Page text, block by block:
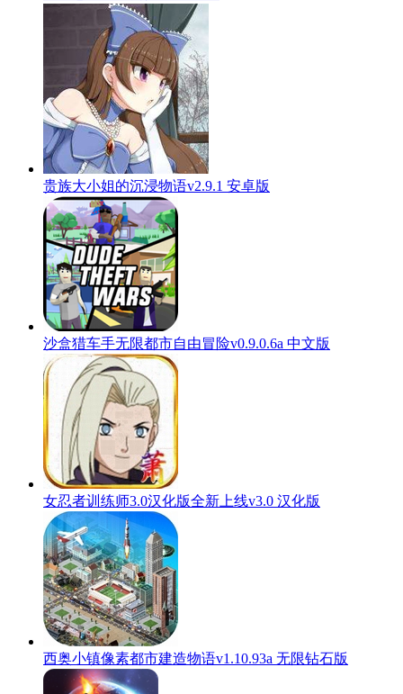
贵族大小姐的沉浸物语v2.9.1 安卓版
沙盒猎车手无限都市自由冒险v0.9.0.6a 中文版
女忍者训练师3.0汉化版全新上线v3.0 汉化版
西奥小镇像素都市建造物语v1.10.93a 无限钻石版